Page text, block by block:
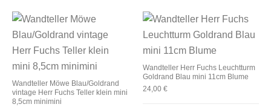
Wandteller Möwe Blau/Goldrand
vintage Herr Fuchs Teller klein mini
8,5cm minimini
Wandteller Herr Fuchs Leuchtturm
Goldrand Blau mini 11cm Blume
24,00 €